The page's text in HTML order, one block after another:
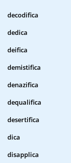
decodifica
dedica
deifica
demistifica
denazifica
dequalifica
desertifica
dica
disapplica